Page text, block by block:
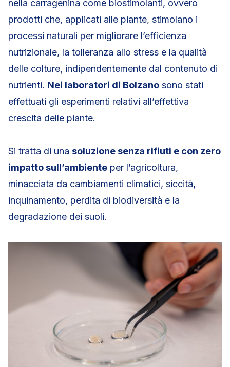
nella carragenina come biostimolanti, ovvero
prodotti che, applicati alle piante, stimolano i
processi naturali per migliorare l’efficienza
nutrizionale, la tolleranza allo stress e la qualità
delle colture, indipendentemente dal contenuto di
nutrienti. Nei laboratori di Bolzano sono stati
effettuati gli esperimenti relativi all’effettiva
crescita delle piante.
Si tratta di una soluzione senza rifiuti e con zero
impatto sull’ambiente per l’agricoltura,
minacciata da cambiamenti climatici, siccità,
inquinamento, perdita di biodiversità e la
degradazione dei suoli.